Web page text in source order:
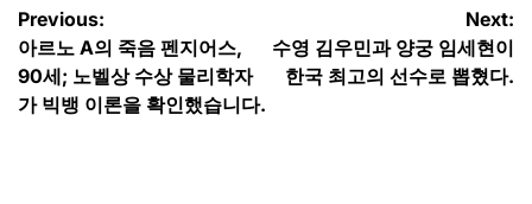
글
탐
색
Previous:
아르노 A의 죽음 펜지어스,
90세; 노벨상 수상 물리학자
가 빅뱅 이론을 확인했습니다.
Next:
수영 김우민과 양궁 임세현이
한국 최고의 선수로 뽑혔다.